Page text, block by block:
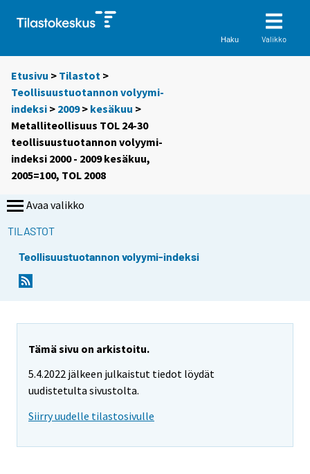
Haku Valikko
Etusivu > Tilastot >
Teollisuustuotannon volyymi-
indeksi > 2009> kesäkuu >
Metalliteollisuus TOL 24-30
teollisuustuotannon volyymi-
indeksi 2000 - 2009 kesäkuu,
2005=100, TOL 2008
Avaa valikko
TILASTOT
Teollisuustuotannon volyymi-indeksi
Tämä sivu on arkistoitu.
5.4.2022 jälkeen julkaistut tiedot löydät
uudistetulta sivustolta.
Siirry uudelle tilastosivulle